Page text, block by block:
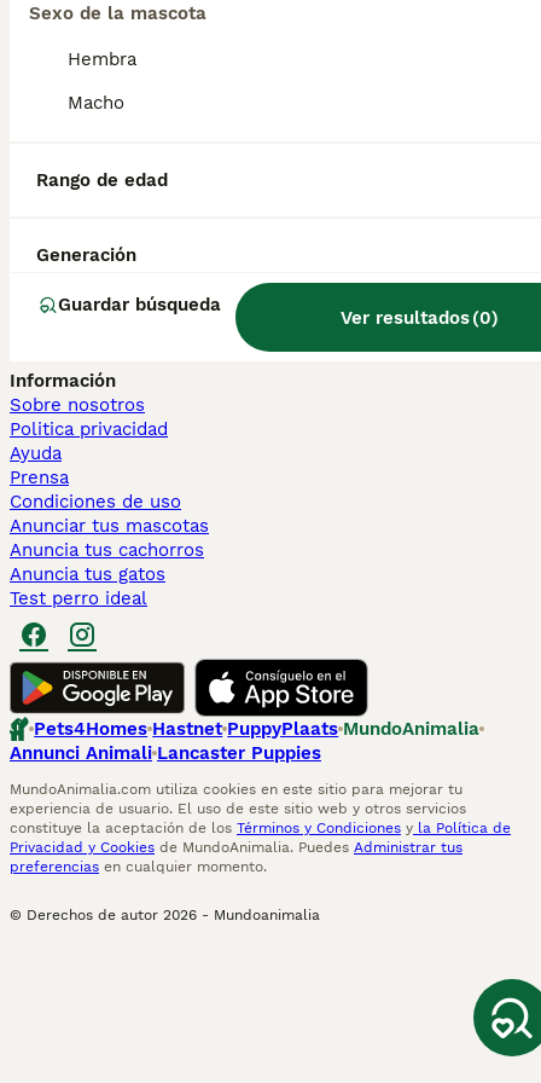
Sexo de la mascota
Hembra
Macho
Rango de edad
Generación
Guardar búsqueda
Ver resultados(0)
Sphynx en venta
Maine Coon en venta
Teckel en Barcelona
Bulldog Francés en Madrid
Chihuahua en Sevilla
Caniche Toy en venta en Barcelona
Perros en adopcion
Información
Sobre nosotros
Politica privacidad
Ayuda
Prensa
Condiciones de uso
Anunciar tus mascotas
Anuncia tus cachorros
Anuncia tus gatos
Test perro ideal
Pets4Homes Hastnet PuppyPlaats MundoAnimalia
Annunci Animali Lancaster Puppies
MundoAnimalia.com utiliza cookies en este sitio para mejorar tu
experiencia de usuario. El uso de este sitio web y otros servicios
constituye la aceptación de los Términos y Condiciones y la Política de
Privacidad y Cookies de MundoAnimalia. Puedes Administrar tus
preferencias en cualquier momento.
© Derechos de autor 2026 - Mundoanimalia